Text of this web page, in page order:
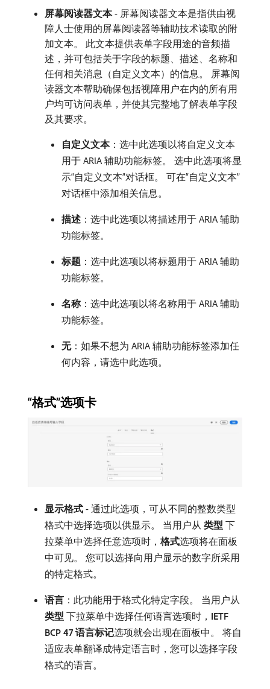
屏幕阅读器文本- 屏幕阅读器文本是指供由视
障人士使用的屏幕阅读器等辅助技术读取的附
加文本。 此文本提供表单字段用途的音频描
述，并可包括关于字段的标题、描述、名称和
任何相关消息（自定义文本）的信息。 屏幕阅
读器文本帮助确保包括视障用户在内的所有用
户均可访问表单，并使其完整地了解表单字段
及其要求。
自定义文本：选中此选项以将自定义文本
用于 ARIA 辅助功能标签。 选中此选项将显
示“自定义文本”对话框。 可在“自定义文本”
对话框中添加相关信息。
描述 ：选中此选项以将描述用于 ARIA 辅助
功能标签。
标题 ：选中此选项以将标题用于 ARIA 辅助
功能标签。
名称：选中此选项以将名称用于 ARIA 辅助
功能标签。
无：如果不想为 ARIA 辅助功能标签添加任
何内容，请选中此选项。
“格式”选项卡
显示格式 - 通过此选项，可从不同的整数类型
格式中选择选项以供显示。 当用户从​ 类型 ​下
拉菜单中选择任意选项时， 格式​选项将在面板
中可见。 您可以选择向用户显示的数字所采用
的特定格式。
语言 ：此功能用于格式化特定字段。 当用户从​
类型 ​下拉菜单中选择任何语言选项时， IETF
BCP 47 语言标记​选项就会出现在面板中。 将自
适应表单翻译成特定语言时，您可以选择字段
格式的语言。